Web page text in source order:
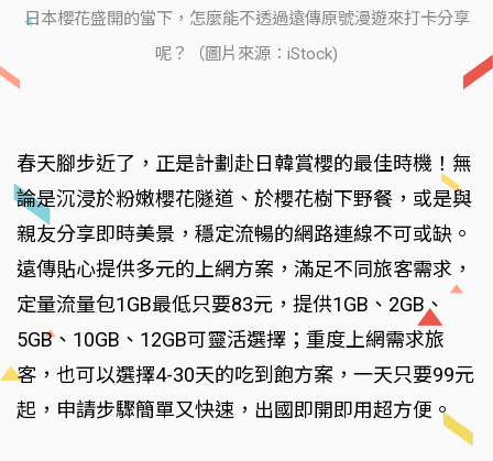
日本櫻花盛開的當下，怎麼能不透過遠傳原號漫遊來打卡分享
呢？（圖片來源：iStock)
春天腳步近了，正是計劃赴日韓賞櫻的最佳時機！無
論是沉浸於粉嫩櫻花隧道、於櫻花樹下野餐，或是與
親友分享即時美景，穩定流暢的網路連線不可或缺。
遠傳貼心提供多元的上網方案，滿足不同旅客需求，
定量流量包1GB最低只要83元，提供1GB、2GB、
5GB、10GB、12GB可靈活選擇；重度上網需求旅
客，也可以選擇4-30天的吃到飽方案，一天只要99元
起，申請步驟簡單又快速，出國即開即用超方便。